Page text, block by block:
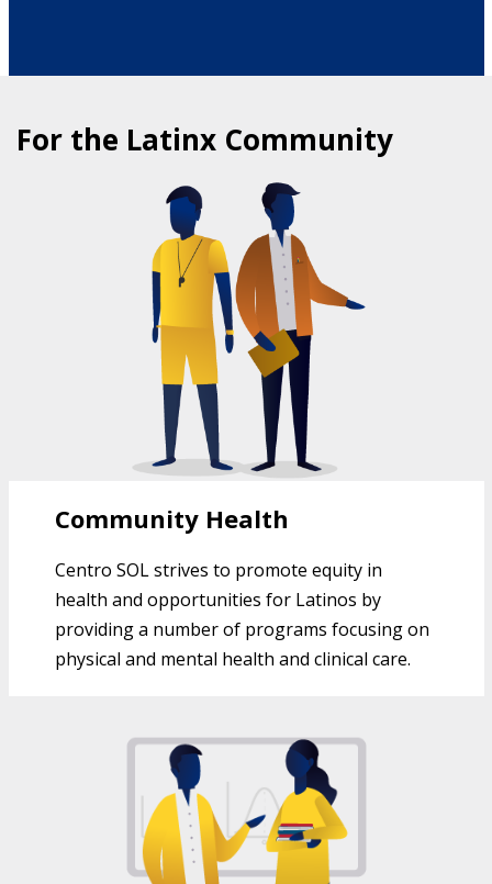
For the Latinx Community
COMMUNITY HEALTH PROGRAMS
FOR LATINXS
Community Health
Centro SOL strives to promote equity in
health and opportunities for Latinos by
providing a number of programs focusing on
physical and mental health and clinical care.
EDUCATION PROGRAMS AT CENTRO
SOL